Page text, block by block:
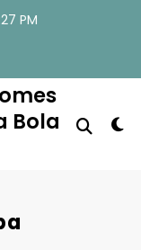
PM
Bola